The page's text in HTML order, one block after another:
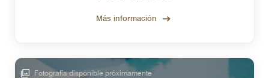
Más información
Fotografía disponible próximamente